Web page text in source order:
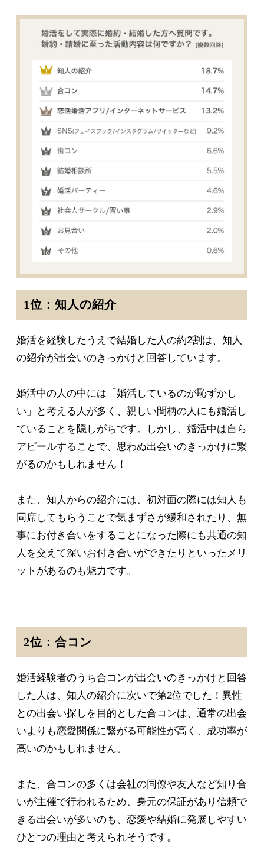
1位：知人の紹介
婚活を経験したうえで結婚した人の約2割は、知人
の紹介が出会いのきっかけと回答しています。
婚活中の人の中には「婚活しているのが恥ずかし
い」と考える人が多く、親しい間柄の人にも婚活し
ていることを隠しがちです。しかし、婚活中は自ら
アピールすることで、思わぬ出会いのきっかけに繋
がるのかもしれません！
また、知人からの紹介には、初対面の際には知人も
同席してもらうことで気まずさが緩和されたり、無
事にお付き合いをすることになった際にも共通の知
人を交えて深いお付き合いができたりといったメリ
ットがあるのも魅力です。
2位：合コン
婚活経験者のうち合コンが出会いのきっかけと回答
した人は、知人の紹介に次いで第2位でした！異性
との出会い探しを目的とした合コンは、通常の出会
いよりも恋愛関係に繋がる可能性が高く、成功率が
高いのかもしれません。
また、合コンの多くは会社の同僚や友人など知り合
いが主催で行われるため、身元の保証があり信頼で
きる出会いが多いのも、恋愛や結婚に発展しやすい
ひとつの理由と考えられそうです。